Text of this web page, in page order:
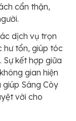
cẩn thận,
dịch vụ trọn
hư tổn, giúp tóc
kết hợp giữa
gian hiện
Sáng Còy
vời cho